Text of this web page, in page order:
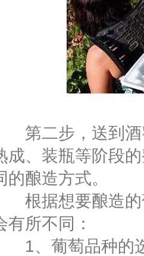
第二步，送到酒
成、装瓶等阶段
的酿造方式。
根据想要酿造的
有所不同：
1、葡萄品种的